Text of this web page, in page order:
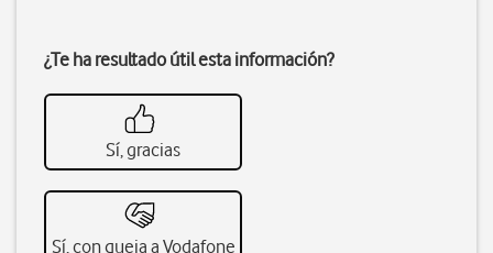
¿Te ha resultado útil esta información?
Sí, gracias
Sí, con queja a Vodafone